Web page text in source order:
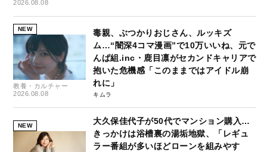
2026.08.08
NEW
教養・カルチャー
2026.08.08
毒親、ぶつかりおじさん、ルッキズ
ム…“闇深4コマ漫画”で10万いいね、元で
んぱ組.inc・鹿目凛がセカンドキャリアで
抱いた危機感「このままではアイドル崩
れに」
キムラ
NEW
大久保佳代子が50代でマンション購入…
きっかけは浴槽裏の湯垢地獄、「レギュ
ラー番組が多いほどローンを組みやす